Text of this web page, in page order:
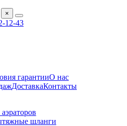
×
12-43
гарантииО нас
ДоставкаКонтакты
шланги